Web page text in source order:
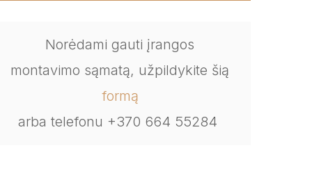
Norėdami gauti įrangos
montavimo sąmatą, užpildykite šią
formą
arba telefonu +370 664 55284